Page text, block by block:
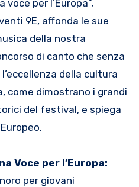
voce per l’Europa”,
9E, affonda le sue
della nostra
di canto che senza
della cultura
come dimostrano i grandi
del festival, e spiega
Voce per l’Europa:
per giovani